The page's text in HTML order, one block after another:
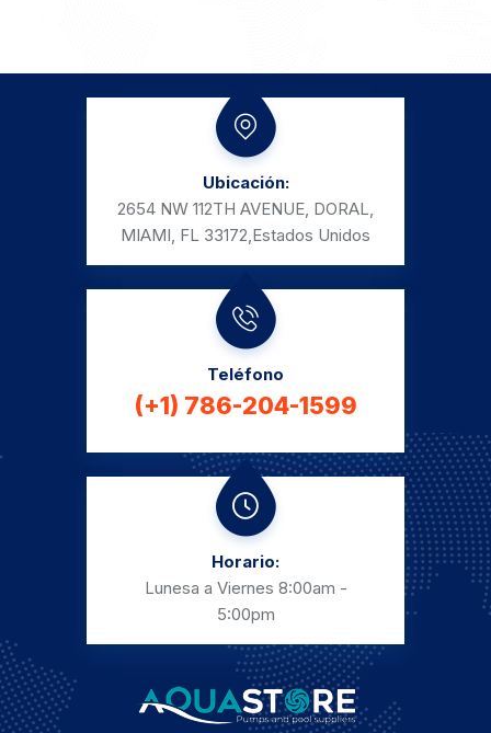
Ubicación:
2654 NW 112TH AVENUE, DORAL,
MIAMI, FL 33172,Estados Unidos
Teléfono
(+1) 786-204-1599
Horario:
Lunesa a Viernes 8:00am -
5:00pm